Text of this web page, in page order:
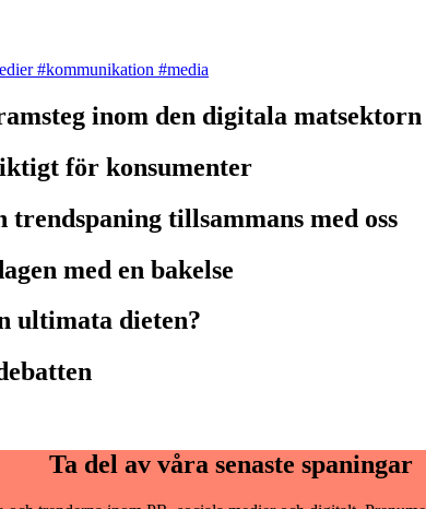
#kommunikation #media
inom den digitala matsektorn
för konsumenter
trendspaning tillsammans med oss
med en bakelse
ultimata dieten?
Ta del av våra senaste spaningar